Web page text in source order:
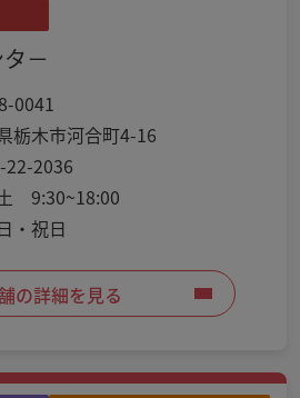
－
0041
栃木市河合町4-16
22-2036
9:30~18:00
・祝日
の詳細を見る